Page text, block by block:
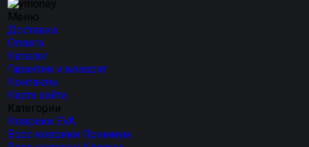
Меню
Доставка
Оплата
Каталог
Гарантии и возврат
Контакты
Карта сайта
Категории
Коврики EVA
Ворс коврики Премиум